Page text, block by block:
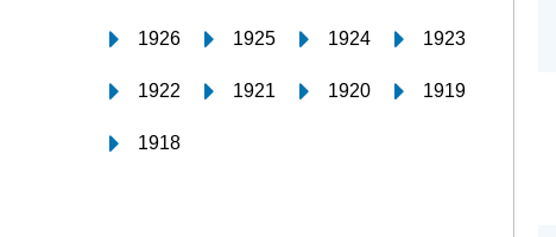
1926 1925 1924 1923
1922 1921 1920 1919
1918